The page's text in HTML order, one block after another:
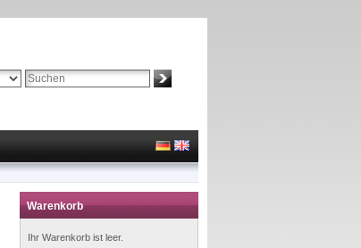
Warenkorb
Ihr Warenkorb ist leer.